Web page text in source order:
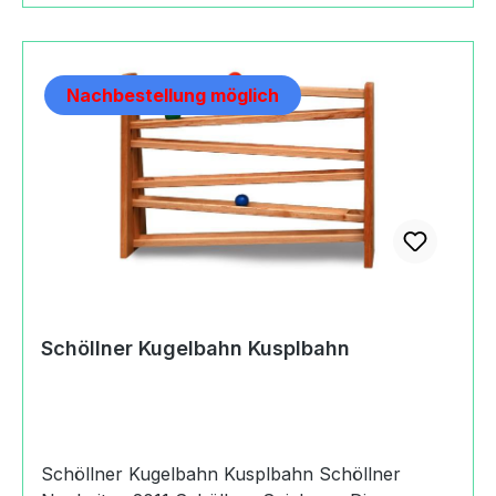
Unterwössen, Germany+49(0)8641
7737schoellner@t-online.de https://schoellner-
holzspielzeug.de
Nachbestellung möglich
Schöllner Kugelbahn Kusplbahn
Schöllner Kugelbahn Kusplbahn Schöllner